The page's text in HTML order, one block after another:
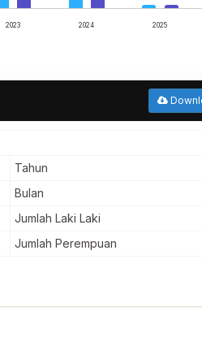
2023 2024 2025
Tahun
Bulan
Jumlah Laki Laki
Jumlah Perempuan